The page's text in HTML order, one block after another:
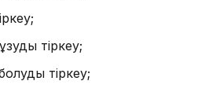
тіркеу;
тіркеу;